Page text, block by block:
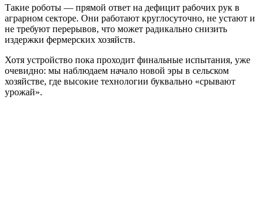
Такие роботы — прямой ответ на дефицит рабочих рук в
аграрном секторе. Они работают круглосуточно, не устают и
не требуют перерывов, что может радикально снизить
издержки фермерских хозяйств.
Хотя устройство пока проходит финальные испытания, уже
очевидно: мы наблюдаем начало новой эры в сельском
хозяйстве, где высокие технологии буквально «срывают
урожай».